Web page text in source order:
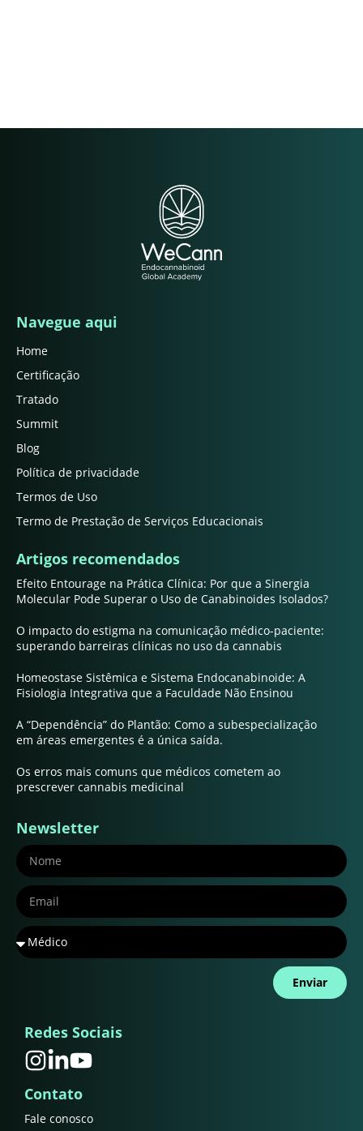
Navegue aqui
Home
Certificação
Tratado
Summit
Blog
Política de privacidade
Termos de Uso
Termo de Prestação de Serviços Educacionais
Artigos recomendados
Efeito Entourage na Prática Clínica: Por que a Sinergia
Molecular Pode Superar o Uso de Canabinoides Isolados?
O impacto do estigma na comunicação médico-paciente:
superando barreiras clínicas no uso da cannabis
Homeostase Sistêmica e Sistema Endocanabinoide: A
Fisiologia Integrativa que a Faculdade Não Ensinou
A “Dependência” do Plantão: Como a subespecialização
em áreas emergentes é a única saída.
Os erros mais comuns que médicos cometem ao
prescrever cannabis medicinal
Newsletter
Enviar
Redes Sociais
Contato
Fale conosco